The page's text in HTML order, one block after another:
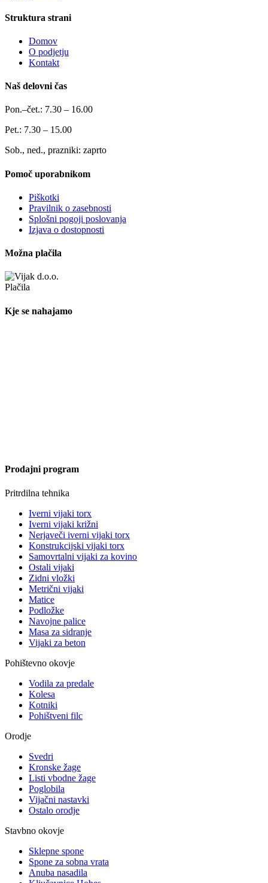
Struktura strani
Domov
O podjetju
Kontakt
Naš delovni čas
Pon.–čet.: 7.30 – 16.00
Pet.: 7.30 – 15.00
Sob., ned., prazniki: zaprto
Pomoč uporabnikom
Piškotki
Pravilnik o zasebnosti
Splošni pogoji poslovanja
Izjava o dostopnosti
Možna plačila
Kje se nahajamo
Prodajni program
Pritrdilna tehnika
Iverni vijaki torx
Iverni vijaki križni
Nerjaveči iverni vijaki torx
Konstrukcijski vijaki torx
Samovrtalni vijaki za kovino
Ostali vijaki
Zidni vložki
Metrični vijaki
Matice
Podložke
Navojne palice
Masa za sidranje
Vijaki za beton
Pohištevno okovje
Vodila za predale
Kolesa
Kotniki
Pohištveni filc
Orodje
Svedri
Kronske žage
Listi vbodne žage
Poglobila
Vijačni nastavki
Ostalo orodje
Stavbno okovje
Sklepne spone
Spone za sobna vrata
Anuba nasadila